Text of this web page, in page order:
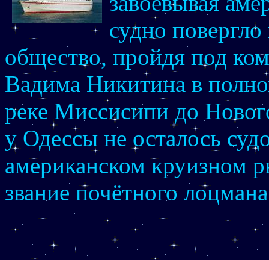
судно
общество, пройдя под
Вадима Никитина в
реке Миссисипи до
у Одессы не осталось
американском круизном
звание почётного